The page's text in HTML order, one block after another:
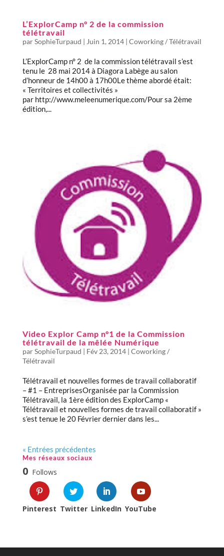
L’ExplorCamp n° 2 de la commission
télétravail
parSophieTurpaud | Juin 1, 2014| Coworking / Télétravail
L’ExplorCamp n° 2 de la commission télétravail s’est
tenu le 28 mai 2014 à Diagora Labège au salon
d’honneur de 14h00 à 17h00Le thème abordé était:
« Territoires et collectivités »
par http://www.meleenumerique.com/Pour sa 2ème
édition,...
Video Explor Camp n°1 de la Commission
télétravail de la mêlée Numérique
parSophieTurpaud Fév 23, 2014| Coworking /
Télétravail
Télétravail et nouvelles formes de travail collaboratif
– #1 – EntreprisesOrganisée par la Commission
Télétravail, la 1ère édition des ExplorCamp «
Télétravail et nouvelles formes de travail collaboratif »
s’est tenue le 20 Février dernier dans les...
« Entrées précédentes
Mes réseaux sociaux
0 Follows
Pinterest Twitter LinkedIn YouTube